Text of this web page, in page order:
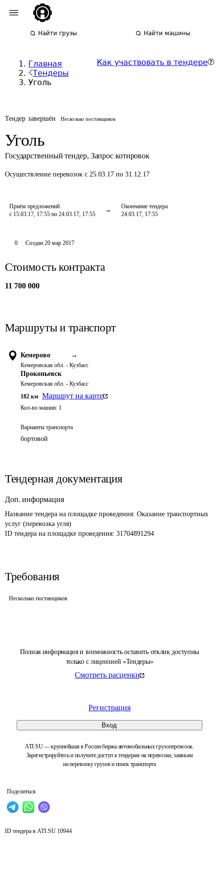
Найти грузы Найти машины
Главная
Тендеры
Уголь
Как участвовать в тендере
Тендер завершён Несколько поставщиков
Уголь
Государственный тендер, Запрос котировок
Осуществление перевозок с 25.03.17 по 31.12.17
Приём предложений
с 15.03.17, 17:55 по 24.03.17, 17:55
Окончание тендера
24.03.17, 17:55
Полная информация и возможность оставить отклик доступны
только с лицензией «Тендеры»
Смотреть расценки
Регистрация
Вход
ATI.SU — крупнейшая в России биржа автомобильных грузоперевозок.
Зарегистрируйтесь и получите доступ к тендерам на перевозки, заявкам
на перевозку грузов и поиск транспорта
Поделиться
0 Создан 20 мар 2017
Стоимость контракта
11 700 000
Маршруты и транспорт
Кемерово →
Кемеровская обл. - Кузбасс
Прокопьевск
Кемеровская обл. - Кузбасс
182 км Маршрут на карте
Кол-во машин: 1
Варианты транспорта
бортовой
Тендерная документация
Доп. информация
Название тендера на площадке проведения: Оказание транспортных
услуг (перевозка угля)
ID тендера на площадке проведения: 31704891294
Требования
Несколько поставщиков
ID тендера в ATI.SU 10944